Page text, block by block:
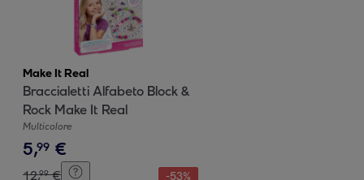
Make It Real
Braccialetti Alfabeto Block &
Rock Make It Real
Multicolore
5,99 €
12,99 € -53%